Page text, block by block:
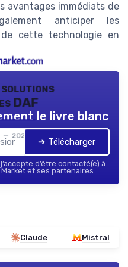
avantages immédiats de
anticiper les
cette technologie en
solutions
DAF
— 2026
le livre blanc
➔ Télécharger
d’être contacté(e) à
et ses partenaires.
Claude Mistral